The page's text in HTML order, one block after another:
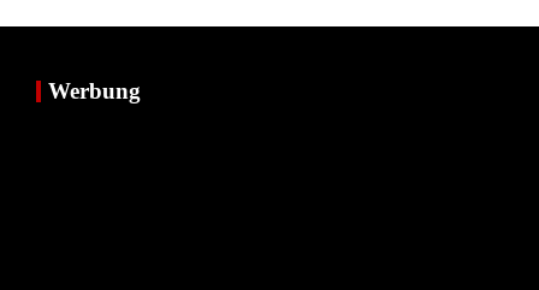
Werbung